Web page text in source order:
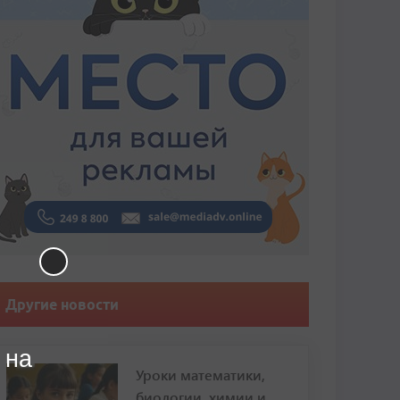
Другие новости
Уроки математики,